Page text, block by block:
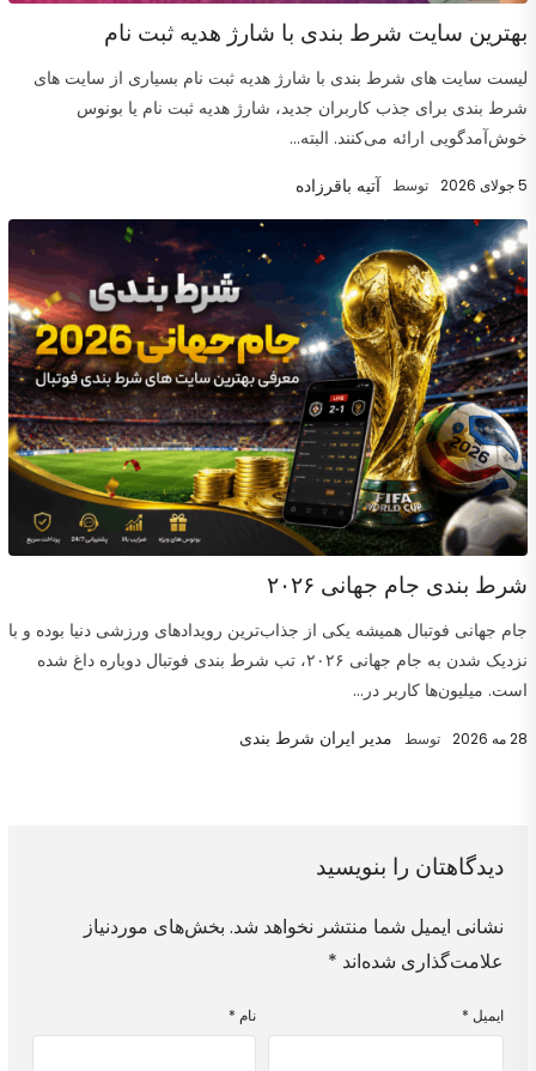
بهترین سایت شرط بندی با شارژ هدیه ثبت نام
لیست سایت های شرط بندی با شارژ هدیه ثبت نام بسیاری از سایت های
شرط بندی برای جذب کاربران جدید، شارژ هدیه ثبت نام یا بونوس
خوش‌آمدگویی ارائه می‌کنند. البته...
5 جولای 2026 توسط آتیه باقرزاده
شرط بندی جام جهانی ۲۰۲۶
جام جهانی فوتبال همیشه یکی از جذاب‌ترین رویدادهای ورزشی دنیا بوده و با
نزدیک شدن به جام جهانی ۲۰۲۶، تب شرط بندی فوتبال دوباره داغ شده
است. میلیون‌ها کاربر در...
28 مه 2026 توسط مدیر ایران شرط بندی
دیدگاهتان را بنویسید
نشانی ایمیل شما منتشر نخواهد شد. بخش‌های موردنیاز
علامت‌گذاری شده‌اند *
نام * ایمیل *